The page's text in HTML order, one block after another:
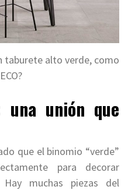
taburete alto verde, como
unión que
que el binomio “verde”
para decorar
muchas piezas del